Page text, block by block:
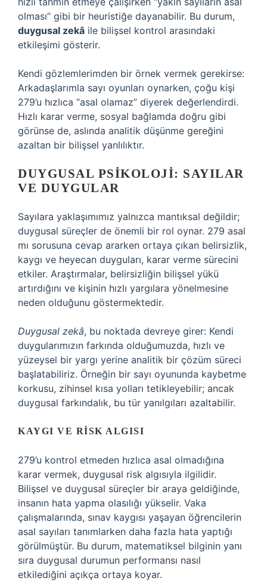
olması” gibi bir heuristiğe dayanabilir. Bu durum,
duygusal zekâ ile bilişsel kontrol arasındaki
etkileşimi gösterir.
Kendi gözlemlerimden bir örnek vermek gerekirse:
Arkadaşlarımla sayı oyunları oynarken, çoğu kişi
279’u hızlıca “asal olamaz” diyerek değerlendirdi.
Hızlı karar verme, sosyal bağlamda doğru gibi
görünse de, aslında analitik düşünme gereğini
azaltan bir bilişsel yanlılıktır.
DUYGUSAL PSIKOLOJI: SAYILAR
VE DUYGULAR
Sayılara yaklaşımımız yalnızca mantıksal değildir;
duygusal süreçler de önemli bir rol oynar. 279 asal
mı sorusuna cevap ararken ortaya çıkan belirsizlik,
kaygı ve heyecan duyguları, karar verme sürecini
etkiler. Araştırmalar, belirsizliğin bilişsel yükü
artırdığını ve kişinin hızlı yargılara yönelmesine
neden olduğunu göstermektedir.
Duygusal zekâ, bu noktada devreye girer: Kendi
duygularımızın farkında olduğumuzda, hızlı ve
yüzeysel bir yargı yerine analitik bir çözüm süreci
başlatabiliriz. Örneğin bir sayı oyununda kaybetme
korkusu, zihinsel kısa yolları tetikleyebilir; ancak
duygusal farkındalık, bu tür yanılgıları azaltabilir.
KAYGI VE RISK ALGISI
279’u kontrol etmeden hızlıca asal olmadığına
karar vermek, duygusal risk algısıyla ilgilidir.
Bilişsel ve duygusal süreçler bir araya geldiğinde,
insanın hata yapma olasılığı yükselir. Vaka
çalışmalarında, sınav kaygısı yaşayan öğrencilerin
asal sayıları tanımlarken daha fazla hata yaptığı
görülmüştür. Bu durum, matematiksel bilginin yanı
sıra duygusal durumun performansı nasıl
etkilediğini açıkça ortaya koyar.